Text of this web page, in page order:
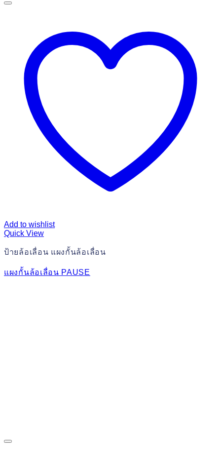
Add to wishlist
Quick View
ป้ายล้อเลื่อน แผงกั้นล้อเลื่อน
แผงกั้นล้อเลื่อน PAUSE